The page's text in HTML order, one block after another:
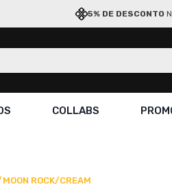
5% DE DESCONTO
COLLABS
ROCK/CREAM